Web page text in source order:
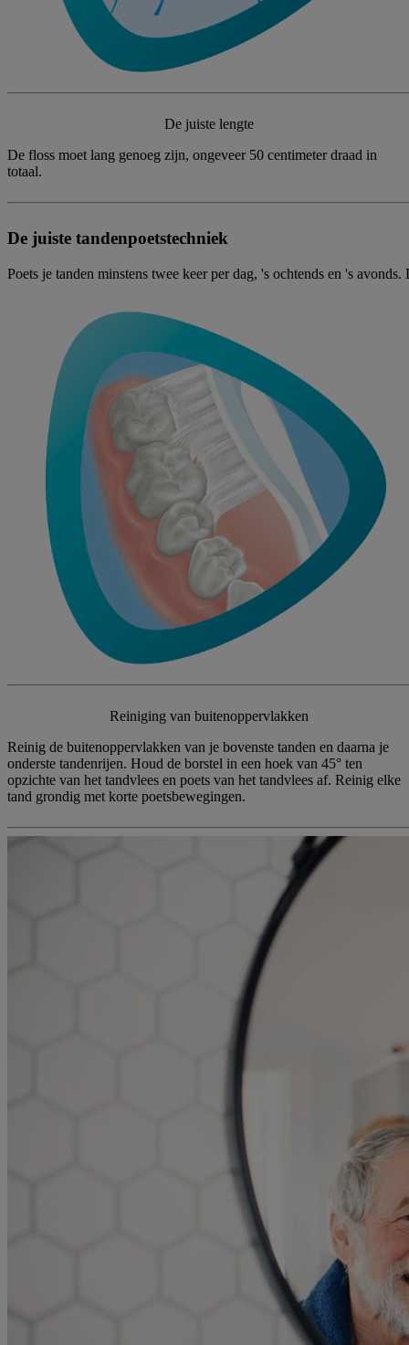
De juiste lengte
De floss moet lang genoeg zijn, ongeveer 50 centimeter draad in
totaal.
De juiste tandenpoetstechniek
Poets je tanden minstens twee keer per dag, 's ochtends en 's
Reiniging van buitenoppervlakken
Reinig de buitenoppervlakken van je bovenste tanden en daarna je
onderste tandenrijen. Houd de borstel in een hoek van 45° ten
opzichte van het tandvlees en poets van het tandvlees af. Reinig elke
tand grondig met korte poetsbewegingen.